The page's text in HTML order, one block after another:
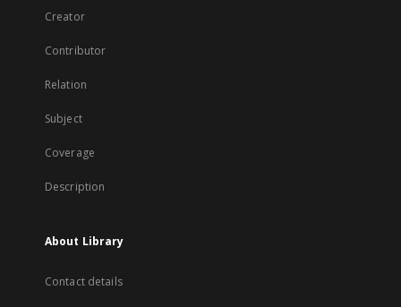
Creator
Contributor
Relation
Subject
Coverage
Description
About Library
Contact details